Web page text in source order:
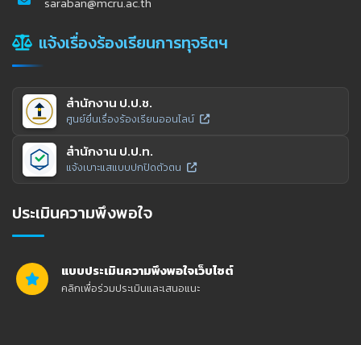
แจ้งเรื่องร้องเรียนการทุจริตฯ
สำนักงาน ป.ป.ช.
ศูนย์ยื่นเรื่องร้องเรียนออนไลน์
สำนักงาน ป.ป.ท.
แจ้งเบาะแสแบบปกปิดตัวตน
ประเมินความพึงพอใจ
แบบประเมินความพึงพอใจเว็บไซต์
คลิกเพื่อร่วมประเมินและเสนอแนะ